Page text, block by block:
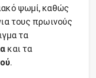
ψωμί, καθώς
τους πρωινούς
τα
και τα
.